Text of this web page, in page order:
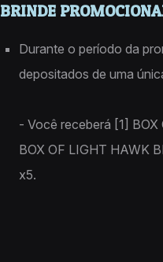
BRINDE
Durante o período da
depositados de uma
- Você receberá [1]
BOX OF LIGHT HAWK
x5.